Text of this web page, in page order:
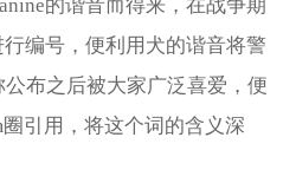
的谐音而得来，在战争期
编号，便利用犬的谐音将警
布之后被大家广泛喜爱，便
引用，将这个词的含义深